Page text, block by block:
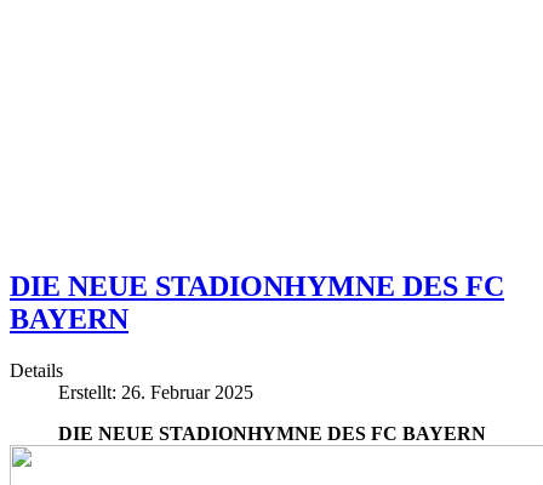
DIE NEUE STADIONHYMNE DES FC
BAYERN
Details
Erstellt: 26. Februar 2025
DIE NEUE STADIONHYMNE DES FC BAYERN